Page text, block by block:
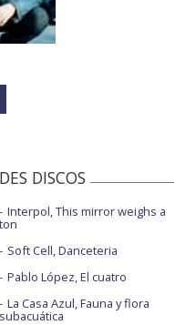
DISCOS
Interpol, This mirror weighs a
ton
Soft Cell, Danceteria
Pablo López, El cuatro
La Casa Azul, Fauna y flora
subacuática